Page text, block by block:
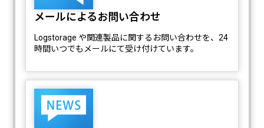
メールによるお問い合わせ
Logstorage や関連製品に関するお問い合わせを、24
時間いつでもメールにて受け付けています。